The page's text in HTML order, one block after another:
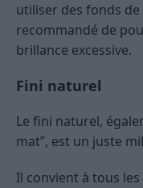
utiliser des fonds
recommandé de
brillance excessive.
Fini naturel
Le fini naturel,
mat”, est un juste
Il convient à tous